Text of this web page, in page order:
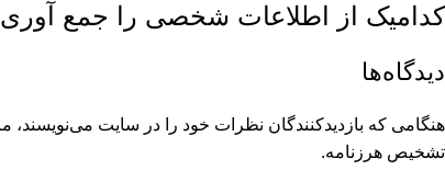
کدامیک از اطلاعات شخصی را جمع آوری
دیدگاه‌ها
تشخیص هرزنامه.